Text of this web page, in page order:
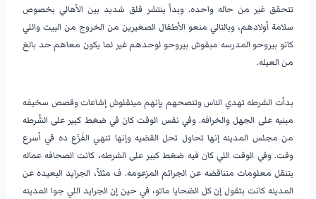
تتحقق غير من حاله واحده. وبدأ ينتشر قلق شديد بين الأهالي بخصوص
سلامة أولادهم، وبالتالي منعو الأطفال الصغيرين من الخروج من البيت واللي
كانو بيروحو المدرسه مبقوش بيروحو لوحدهم غير لما يكون معاهم حد بالغ
من العيله.
بدأت الشرطه تهدي الناس وتنصحهم بإنهم مينقلوش إشاعات وقصص سخيفه
مبنيه على الجهل والخرافه. وفي نفس الوقت كان في ضغط كبير على الشُرطه
من مجلس المدينه إنها تحاول تحل القضيه وإنها تنهي الفَزَع ده في أسرع
وقت. وفي الوقت اللي كان فيه ضغط كبير على الشرطه، كانت الصحافه عماله
بتنقل معلومات متناقضه عن الجرائم المزعومه. ف مثلاً، الجرايد البعيده عن
المدينه كانت بتقول إن كل الضحايا ماتو، في حين إن الجرايد اللي جوا المدينه